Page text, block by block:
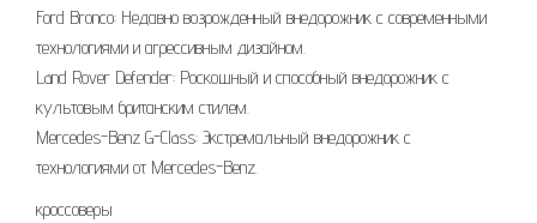
Ford Bronco: Недавно возрожденный внедорожник с современными
технологиями и агрессивным дизайном.
Land Rover Defender: Роскошный и способный внедорожник с
культовым британским стилем.
Mercedes-Benz G-Class: Экстремальный внедорожник с
технологиями от Mercedes-Benz.
кроссоверы